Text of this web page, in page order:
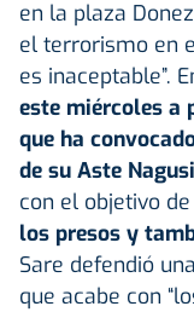
en la plaza
el terrorismo en
es inaceptable”.
este miércoles a
que ha
de su Aste
con el objetivo de
los presos y
Sare defendió
que acabe con